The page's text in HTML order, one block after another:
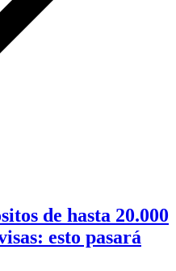
de hasta 20.000
esto pasará